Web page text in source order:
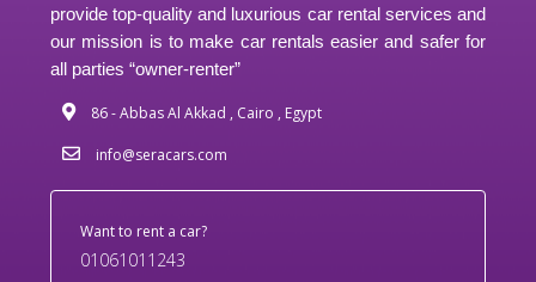
provide top-quality and luxurious car rental services and
our mission is to make car rentals easier and safer for
all parties “owner-renter”
86 - Abbas Al Akkad , Cairo , Egypt
info@seracars.com
Want to rent a car?
01061011243